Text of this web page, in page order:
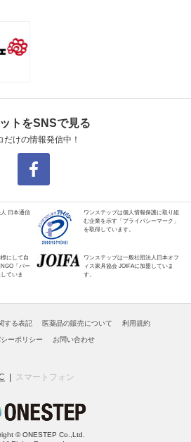
トをSNSで見る
だけの情報発信中！
日本通信
ワンステップは個人情報保護に取り組
む企業を示す「プライバシーマーク」
を取得しています。
にして自
「バー
ていま
ワンステップは一般社団法人日本オフ
ィス家具協会 JOIFAに加盟していま
す。
する表記 医薬品の販売について 利用規約
ーポリシー お問い合わせ
スマートフォン
© ONESTEP Co.,Ltd.